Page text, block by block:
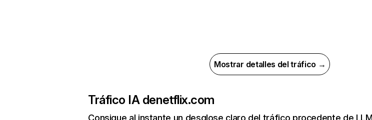
Mostrar detalles del tráfico →
Tráfico IA denetflix.com
Consigue al instante un desglose claro del tráfico procedente de